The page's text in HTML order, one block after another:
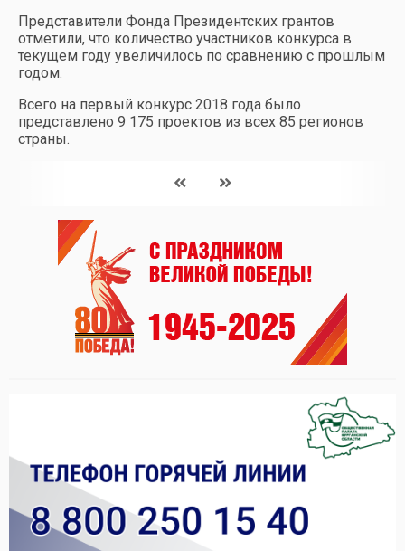
Представители Фонда Президентских грантов
отметили, что количество участников конкурса в
текущем году увеличилось по сравнению с прошлым
годом.
Всего на первый конкурс 2018 года было
представлено 9 175 проектов из всех 85 регионов
страны.